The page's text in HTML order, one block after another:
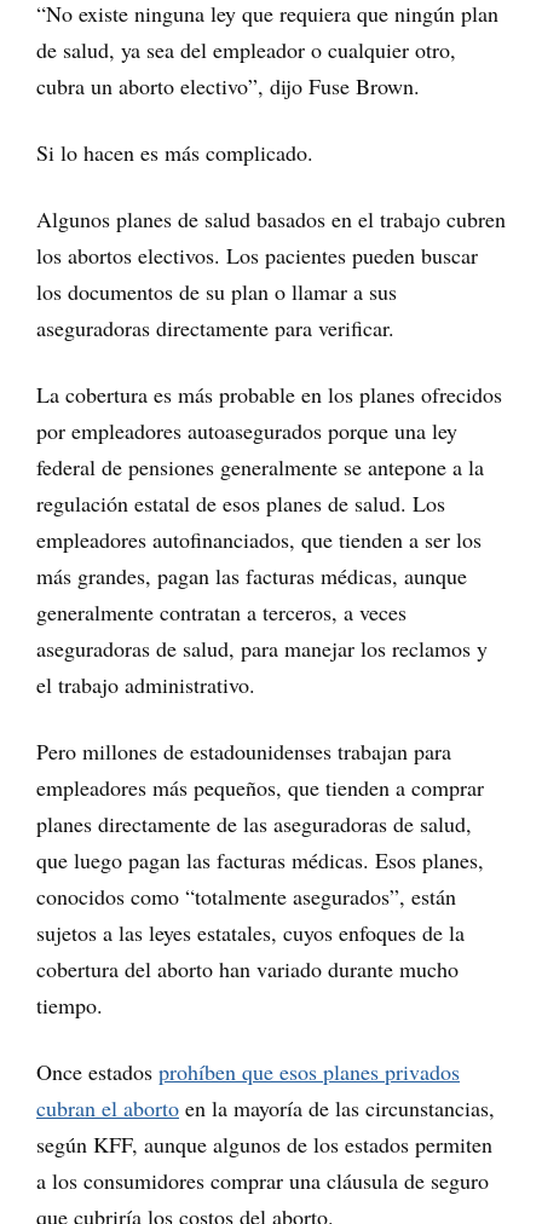
“No existe ninguna ley que requiera que ningún plan
de salud, ya sea del empleador o cualquier otro,
cubra un aborto electivo”, dijo Fuse Brown.
Si lo hacen es más complicado.
Algunos planes de salud basados ​​en el trabajo cubren
los abortos electivos. Los pacientes pueden buscar
los documentos de su plan o llamar a sus
aseguradoras directamente para verificar.
La cobertura es más probable en los planes ofrecidos
por empleadores autoasegurados porque una ley
federal de pensiones generalmente se antepone a la
regulación estatal de esos planes de salud. Los
empleadores autofinanciados, que tienden a ser los
más grandes, pagan las facturas médicas, aunque
generalmente contratan a terceros, a veces
aseguradoras de salud, para manejar los reclamos y
el trabajo administrativo.
Pero millones de estadounidenses trabajan para
empleadores más pequeños, que tienden a comprar
planes directamente de las aseguradoras de salud,
que luego pagan las facturas médicas. Esos planes,
conocidos como “totalmente asegurados”, están
sujetos a las leyes estatales, cuyos enfoques de la
cobertura del aborto han variado durante mucho
tiempo.
Once estados prohíben que esos planes privados
cubran el aborto en la mayoría de las circunstancias,
según KFF, aunque algunos de los estados permiten
a los consumidores comprar una cláusula de seguro
que cubriría los costos del aborto.